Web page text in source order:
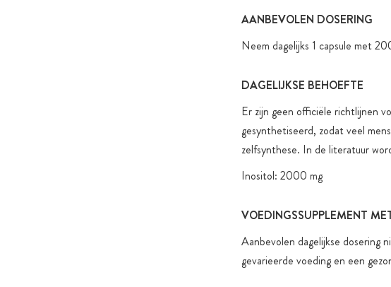
AANBEVOLEN DOSERING
Neem dagelijks 1 capsule met
DAGELIJKSE BEHOEFTE
Er zijn geen officiële richtlijnen
gesynthetiseerd, zodat veel
zelfsynthese. In de literatuur
Inositol: 2000 mg
VOEDINGSSUPPLEMENT
Aanbevolen dagelijkse dosering
gevarieerde voeding en een